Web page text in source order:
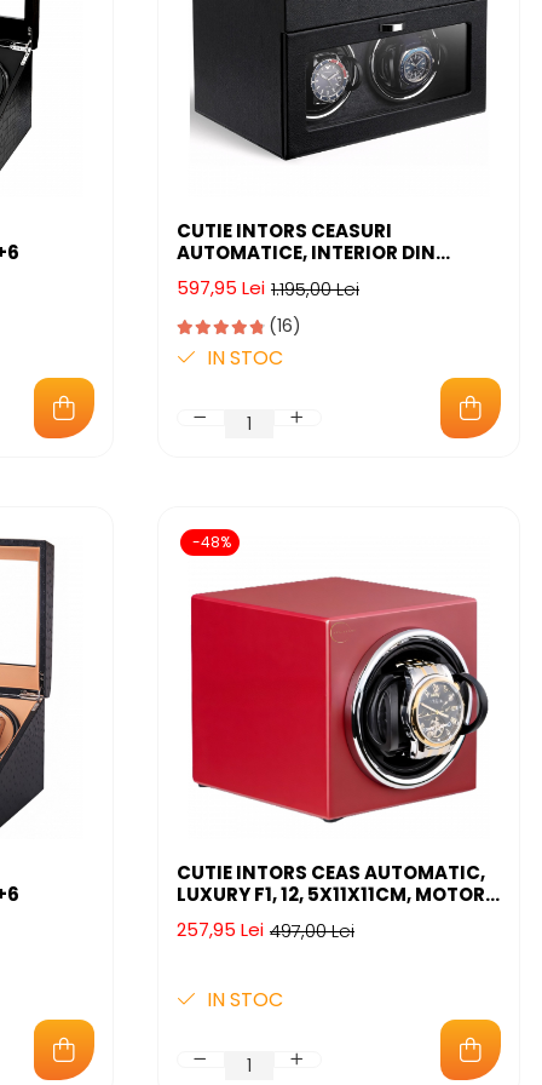
CUTIE INTORS CEASURI
AUTOMATICE, INTERIOR DIN
1.195,00 Lei
597,95 Lei
(16)
IN STOC
-48%
CUTIE INTORS CEAS AUTOMATIC,
LUXURY F1, 12, 5X11X11CM, MOTOR
497,00 Lei
257,95 Lei
IN STOC